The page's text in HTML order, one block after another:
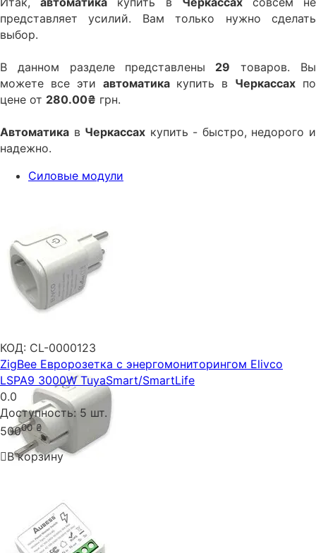
представляет усилий. Вам только нужно сделать
выбор.
В данном разделе представлены 29 товаров. Вы
можете все эти автоматикакупить в Черкаcсах по
цене от 280.00₴ грн.
Автоматика в Черкаcсах купить - быстро, недорого и
надежно.
Силовые модули
КОД: CL-0000123
ZigBee Евророзетка с энергомониторингом Elivco
LSPA9 3000W TuyaSmart/SmartLife
0.0
Доступность: 5 шт.
50000 ₴
В корзину